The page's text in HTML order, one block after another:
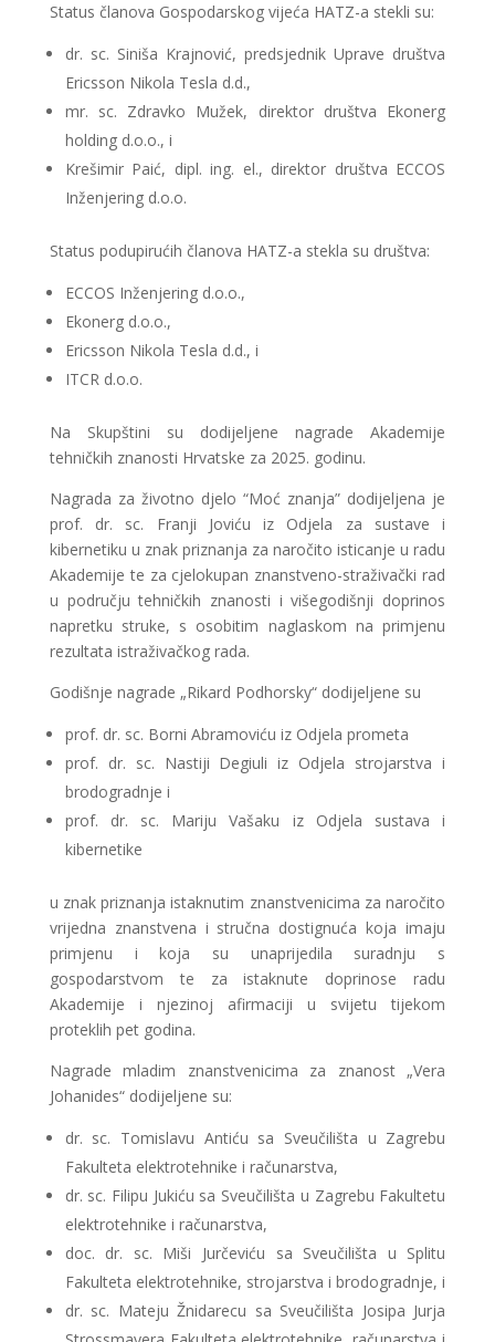
Status članova Gospodarskog vijeća HATZ-a stekli su:
dr. sc. Siniša Krajnović, predsjednik Uprave društva
Ericsson Nikola Tesla d.d.,
mr. sc. Zdravko Mužek, direktor društva Ekonerg
holding d.o.o., i
Krešimir Paić, dipl. ing. el., direktor društva ECCOS
Inženjering d.o.o.
Status podupirućih članova HATZ-a stekla su društva:
ECCOS Inženjering d.o.o.,
Ekonerg d.o.o.,
Ericsson Nikola Tesla d.d., i
ITCR d.o.o.
Na Skupštini su dodijeljene nagrade Akademije
tehničkih znanosti Hrvatske za 2025. godinu.
Nagrada za životno djelo “Moć znanja” dodijeljena je
prof. dr. sc. Franji Joviću iz Odjela za sustave i
kibernetiku u znak priznanja za naročito isticanje u radu
Akademije te za cjelokupan znanstveno-straživački rad
u području tehničkih znanosti i višegodišnji doprinos
napretku struke, s osobitim naglaskom na primjenu
rezultata istraživačkog rada.
Godišnje nagrade „Rikard Podhorsky“ dodijeljene su
prof. dr. sc. Borni Abramoviću iz Odjela prometa
prof. dr. sc. Nastiji Degiuli iz Odjela strojarstva i
brodogradnje i
prof. dr. sc. Mariju Vašaku iz Odjela sustava i
kibernetike
u znak priznanja istaknutim znanstvenicima za naročito
vrijedna znanstvena i stručna dostignuća koja imaju
primjenu i koja su unaprijedila suradnju s
gospodarstvom te za istaknute doprinose radu
Akademije i njezinoj afirmaciji u svijetu tijekom
proteklih pet godina.
Nagrade mladim znanstvenicima za znanost „Vera
Johanides“ dodijeljene su:
dr. sc. Tomislavu Antiću sa Sveučilišta u Zagrebu
Fakulteta elektrotehnike i računarstva,
dr. sc. Filipu Jukiću sa Sveučilišta u Zagrebu Fakultetu
elektrotehnike i računarstva,
doc. dr. sc. Miši Jurčeviću sa Sveučilišta u Splitu
Fakulteta elektrotehnike, strojarstva i brodogradnje, i
dr. sc. Mateju Žnidarecu sa Sveučilišta Josipa Jurja